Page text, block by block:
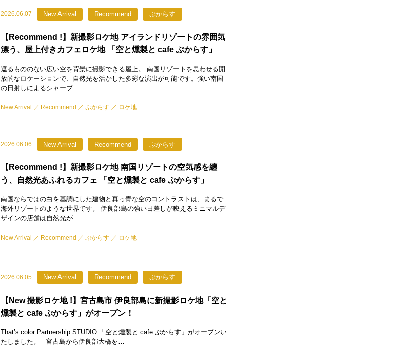
2026.06.07 New Arrival Recommend ぷからす
【Recommend !】新撮影ロケ地 アイランドリゾートの雰囲気
漂う、屋上付きカフェロケ地 「空と燻製と cafe ぷからす」
遮るもののない広い空を背景に撮影できる屋上。 南国リゾートを思わせる開
放的なロケーションで、自然光を活かした多彩な演出が可能です。強い南国
の日射しによるシャープ…
New Arrival Recommend ぷからす ロケ地
2026.06.06 New Arrival Recommend ぷからす
【Recommend !】新撮影ロケ地 南国リゾートの空気感を纏
う、自然光あふれるカフェ 「空と燻製と cafe ぷからす」
南国ならではの白を基調にした建物と真っ青な空のコントラストは、まるで
海外リゾートのような世界です。 伊良部島の強い日差しが映えるミニマルデ
ザインの店舗は自然光が…
New Arrival Recommend ぷからす ロケ地
2026.06.05 New Arrival Recommend ぷからす
【New 撮影ロケ地 !】宮古島市 伊良部島に新撮影ロケ地「空と
燻製と cafe ぷからす」がオープン！
That’s color Partnership STUDIO 「空と燻製と cafe ぷからす」がオープンい
たしました。 宮古島から伊良部大橋を…